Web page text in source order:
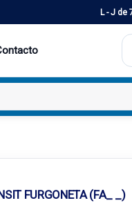
L - J de
FURGONETA (FA_ _)